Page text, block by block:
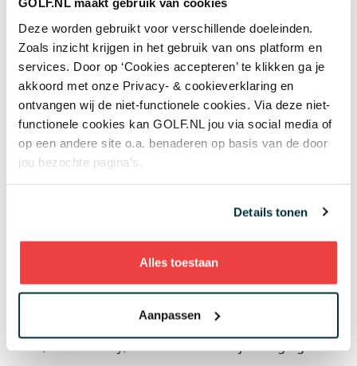
Deze worden gebruikt voor verschillende doeleinden.
Zoals inzicht krijgen in het gebruik van ons platform en
services. Door op ‘Cookies accepteren’ te klikken ga je
akkoord met onze Privacy- & cookieverklaring en
ontvangen wij de niet-functionele cookies. Via deze niet-
functionele cookies kan GOLF.NL jou via social media of
op een andere site o.a. benaderen op basis van de door
jou bezochte pagina’s.
Details tonen
Alles toestaan
Aanpassen
moet veranderen, dat is duidelijk voor de hele
sportwereld. Niks tegen Viktor, maar dit moet
veranderen vóór de volgende Ryder Cup", was
Bradley na afloop duidelijk.
Europa in tranen (en
Scheffler ook)
Uiteindelijk moest Europa op zondagmiddag dus
voelden de spelers zelf natuurlijk ook, vraag dat
waardoor Europa op 14 punten kwam en de Ryder
kan niet geloven dat die putt erin ging. Ik dacht: